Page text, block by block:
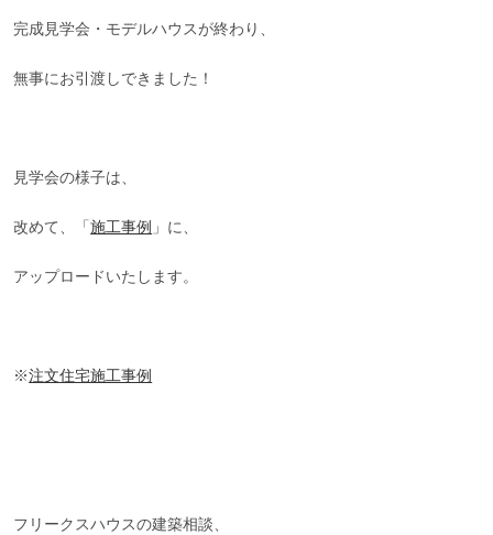
完成見学会・モデルハウスが終わり、
無事にお引渡しできました！
見学会の様子は、
改めて、「施工事例 」に、
アップロードいたします。
※注文住宅施工事例
フリークスハウスの建築相談、